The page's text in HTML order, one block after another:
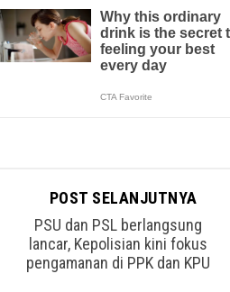
POST SELANJUTNYA
PSU dan PSL berlangsung
lancar, Kepolisian kini fokus
pengamanan di PPK dan KPU